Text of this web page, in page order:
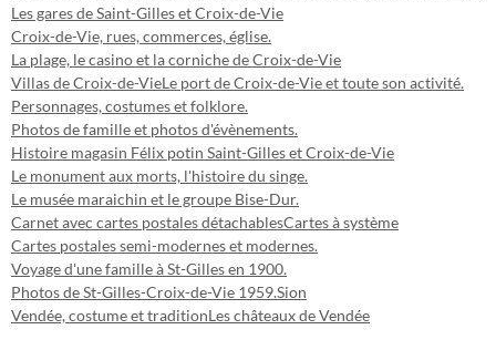
Les gares de Saint-Gilles et Croix-de-Vie
Croix-de-Vie, rues, commerces, église.
La plage, le casino et la corniche de Croix-de-Vie
Villas de Croix-de-VieLe port de Croix-de-Vie et toute son activité.
Personnages, costumes et folklore.
Photos de famille et photos d'évènements.
Histoire magasin Félix potin Saint-Gilles et Croix-de-Vie
Le monument aux morts, l'histoire du singe.
Le musée maraichin et le groupe Bise-Dur.
Carnet avec cartes postales détachablesCartes à système
Cartes postales semi-modernes et modernes.
Voyage d'une famille à St-Gilles en 1900.
Photos de St-Gilles-Croix-de-Vie 1959.Sion
Vendée, costume et traditionLes châteaux de Vendée